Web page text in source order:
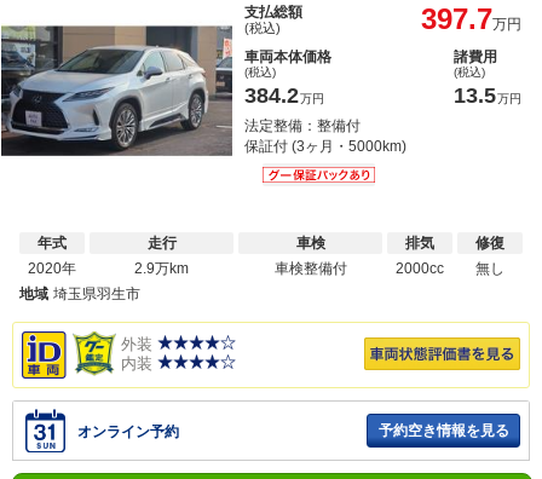
支払総額
(税込) 397.7万円
車両本体価格
(税込)
384.2万円
諸費用
(税込)
13.5万円
法定整備：整備付
保証付 (3ヶ月・5000km)
年式
2020年
走行
2.9万km
車検
車検整備付
排気
2000cc
修復
無し
地域 埼玉県羽生市
外装
内装
オンライン予約 予約空き情報を見る